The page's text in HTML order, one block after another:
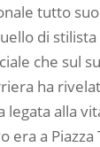
tutto
di
che sul
ha
legata alla
era a Piazza